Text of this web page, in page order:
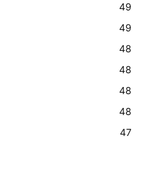
49
49
48
48
48
48
47